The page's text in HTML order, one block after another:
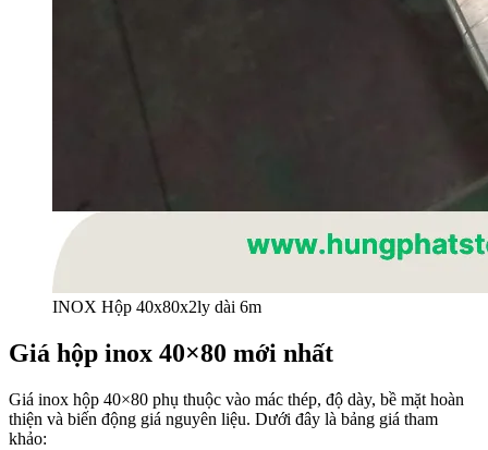
INOX Hộp 40x80x2ly dài 6m
Giá hộp inox 40×80 mới nhất
Giá inox hộp 40×80 phụ thuộc vào mác thép, độ dày, bề mặt hoàn
thiện và biến động giá nguyên liệu. Dưới đây là bảng giá tham
khảo: